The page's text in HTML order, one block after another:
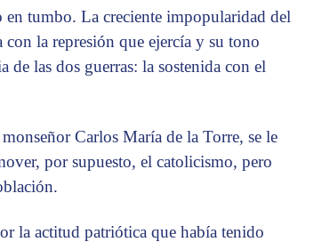
tumbo. La creciente impopularidad del
la represión que ejercía y su tono
de las dos guerras: la sostenida con el
Carlos María de la Torre, se le
por supuesto, el catolicismo, pero
la actitud patriótica que había tenido